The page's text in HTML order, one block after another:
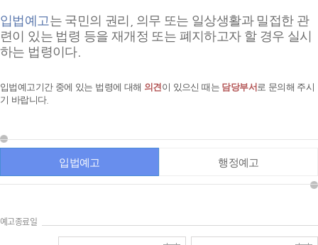
입법예고는 국민의 권리, 의무 또는 일상생활과 밀접한 관
련이 있는 법령 등을 재개정 또는 폐지하고자 할 경우 실시
하는 법령이다.
입법예고기간 중에 있는 법령에 대해 의견이 있으신 때는 담당부서 로 문의해 주시
기 바랍니다.
입법예고 행정예고
예고종료일